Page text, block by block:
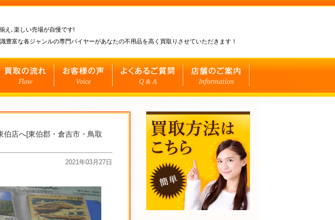
え､楽しい売場が自慢です!
豊富な各ジャンルの専門バイヤーがあなたの不用品を高く買取りさせていただきます！
店へ[東伯郡・倉吉市・鳥取
2021年03月27日